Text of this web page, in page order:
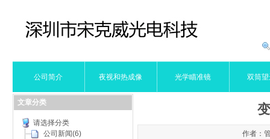
公司简介 夜视和热成像 光学瞄准镜 双筒
作者：
文章分类
请选择分类
公司新闻(6)